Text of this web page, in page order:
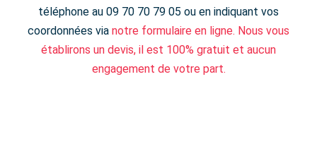
téléphone au 09 70 70 79 05 ou en indiquant vos
coordonnées via notre formulaire en ligne. Nous vous
établirons un devis, il est 100% gratuit et aucun
engagement de votre part.